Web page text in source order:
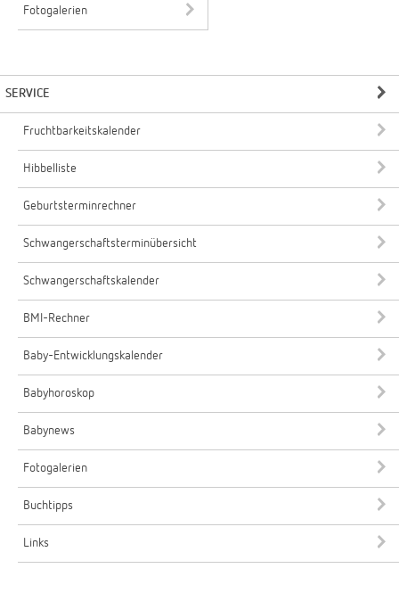
Fotogalerien
SERVICE
Fruchtbarkeitskalender
Hibbelliste
Geburtsterminrechner
Schwangerschaftsterminübersicht
Schwangerschaftskalender
BMI-Rechner
Baby-Entwicklungskalender
Babyhoroskop
Babynews
Fotogalerien
Buchtipps
Links